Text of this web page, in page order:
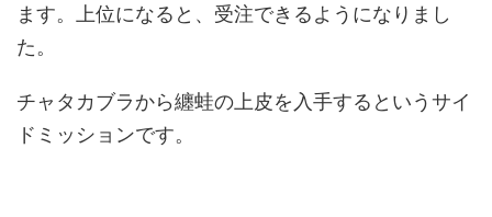
ます。上位になると、受注できるようになりまし
た。
チャタカブラから纏蛙の上皮を入手するというサイ
ドミッションです。